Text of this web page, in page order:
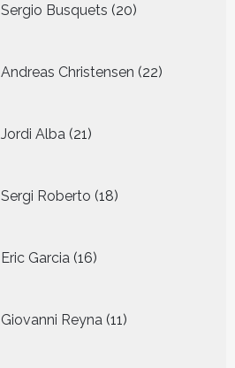
Sergio Busquets 20
producten
Andreas Christensen 22
producten
Jordi Alba 21
producten
Sergi Roberto 18
producten
Eric Garcia 16
producten
Giovanni Reyna 11
producten